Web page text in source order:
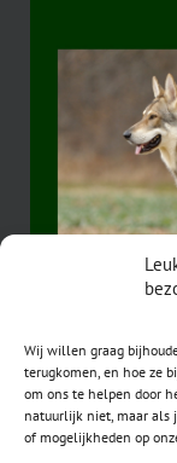
Wij willen graag
terugkomen, en hoe ze
om ons te helpen door
natuurlijk niet, maar als
of mogelijkheden op